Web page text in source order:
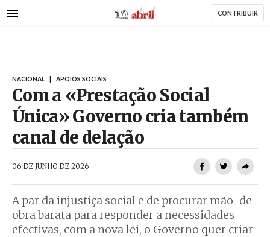
para
AbrilAbril CONTRIBUIR
NACIONAL APOIOS SOCIAIS
Com a «Prestação Social
Única» Governo cria também
canal de delação
06 DE JUNHO DE 2026
A par da injustiça social e de procurar mão-de-
obra barata para responder a necessidades
efectivas, com a nova lei, o Governo quer criar